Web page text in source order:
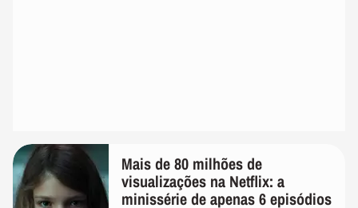
Mais de 80 milhões de
visualizações na Netflix: a
minissérie de apenas 6 episódios